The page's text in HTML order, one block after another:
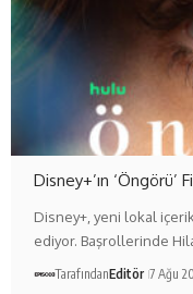
Disney+’ın ‘Öngörü’
Disney+, yeni lokal
ediyor. Başrollerinde
TarafındanEditör 7 Ağu